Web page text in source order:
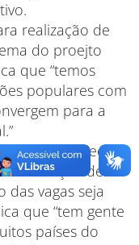
realização de
do proejto
que “temos
populares com
para a
que estabelece
renovação de
vagas seja
que “tem gente
países do